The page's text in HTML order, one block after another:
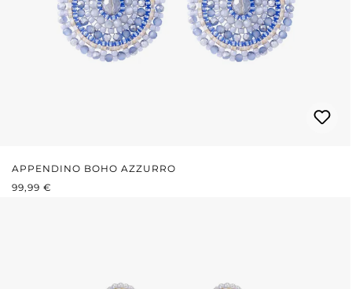
APPENDINO BOHO AZZURRO
PREZZO NORMALE:
99,99 €